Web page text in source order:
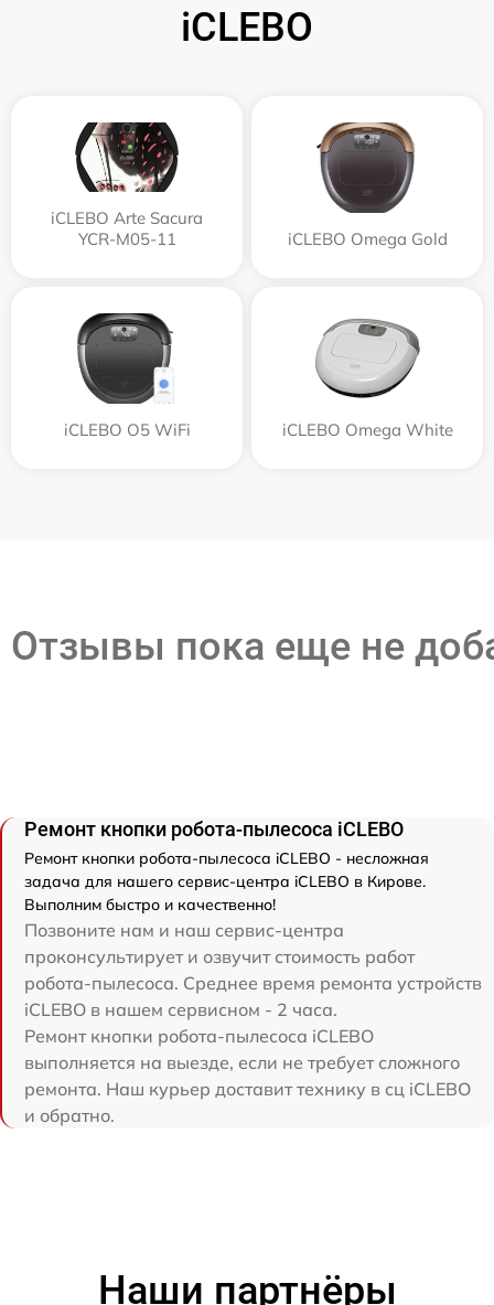
iCLEBO
iCLEBO Arte Sacura
YCR-M05-11
iCLEBO Omega Gold
iCLEBO O5 WiFi iCLEBO Omega White
Отзывы пока еще не
Ремонт кнопки робота-пылесоса iCLEBO
Ремонт кнопки робота-пылесоса iCLEBO - несложная
задача для нашего сервис-центра iCLEBO в Кирове.
Выполним быстро и качественно!
Позвоните нам и наш сервис-центра
проконсультирует и озвучит стоимость работ
робота-пылесоса. Среднее время ремонта устройств
iCLEBO в нашем сервисном - 2 часа.
Ремонт кнопки робота-пылесоса iCLEBO
выполняется на выезде, если не требует сложного
ремонта. Наш курьер доставит технику в сц iCLEBO
и обратно.
Наши партнёры